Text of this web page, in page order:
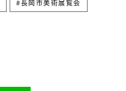
長岡市美術展覧会